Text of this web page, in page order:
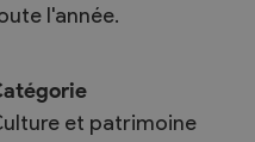
l'année.
et patrimoine